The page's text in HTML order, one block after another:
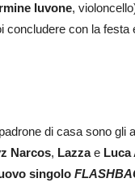
Iuvone,
concludere con la festa
di casa sono gli
Narcos, Lazzae Luca
singolo